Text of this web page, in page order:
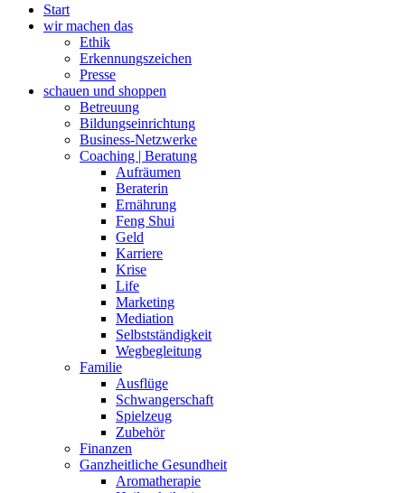
Start
wir machen das
Ethik
Erkennungszeichen
Presse
schauen und shoppen
Betreuung
Bildungseinrichtung
Business-Netzwerke
Coaching | Beratung
Aufräumen
Beraterin
Ernährung
Feng Shui
Geld
Karriere
Krise
Life
Marketing
Mediation
Selbstständigkeit
Wegbegleitung
Familie
Ausflüge
Schwangerschaft
Spielzeug
Zubehör
Finanzen
Ganzheitliche Gesundheit
Aromatherapie